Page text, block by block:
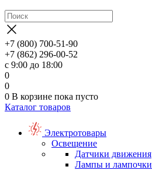
+7 (800) 700-51-90
+7 (862) 296-00-52
с 9:00 до 18:00
0
0
0 В корзине пока пусто
Каталог товаров
Электротовары
Освещение
Датчики движения
Лампы и лампочки